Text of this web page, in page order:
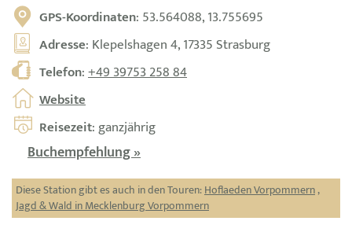
GPS-Koordinaten: 53.564088, 13.755695
Adresse: Klepelshagen 4, 17335 Strasburg
Telefon:+49 39753 258 84
Website
Reisezeit: ganzjährig
Buchempfehlung »
Diese Station gibt es auch in den Touren:Hoflaeden Vorpommern,
Jagd & Wald in Mecklenburg Vorpommern